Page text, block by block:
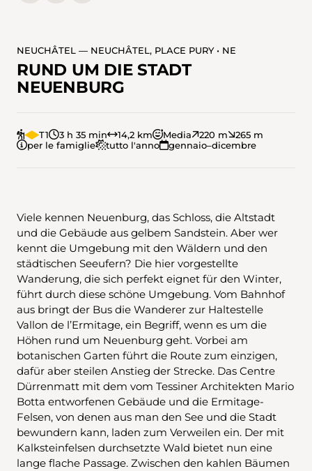
NEUCHÂTEL — NEUCHÂTEL, PLACE PURY • NE
RUND UM DIE STADT
NEUENBURG
T1 3 h 35 min 14,2 km Media 220 m
265 m
per le famiglie
tutto l'anno gennaio–dicembre
Viele kennen Neuenburg, das Schloss, die Altstadt
und die Gebäude aus gelbem Sandstein. Aber wer
kennt die Umgebung mit den Wäldern und den
städtischen Seeufern? Die hier vorgestellte
Wanderung, die sich perfekt eignet für den Winter,
führt durch diese schöne Umgebung. Vom Bahnhof
aus bringt der Bus die Wanderer zur Haltestelle
Vallon de l’Ermitage, ein Begriff, wenn es um die
Höhen rund um Neuenburg geht. Vorbei am
botanischen Garten führt die Route zum einzigen,
dafür aber steilen Anstieg der Strecke. Das Centre
Dürrenmatt mit dem vom Tessiner Architekten Mario
Botta entworfenen Gebäude und die Ermitage-
Felsen, von denen aus man den See und die Stadt
bewundern kann, laden zum Verweilen ein. Der mit
Kalksteinfelsen durchsetzte Wald bietet nun eine
lange flache Passage. Zwischen den kahlen Bäumen